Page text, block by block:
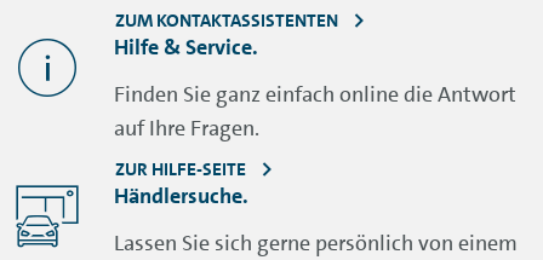
ZUM KONTAKTASSISTENTEN
Hilfe & Service.
Finden Sie ganz einfach online die Antwort
auf Ihre Fragen.
ZUR HILFE-SEITE
Händlersuche.
Lassen Sie sich gerne persönlich von einem